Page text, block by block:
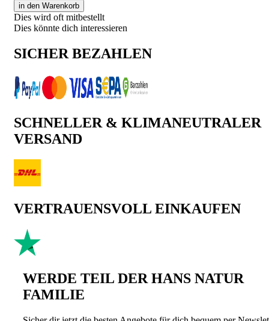
in den Warenkorb
Dies wird oft mitbestellt
Dies könnte dich interessieren
SICHER BEZAHLEN
SCHNELLER & KLIMANEUTRALER
VERSAND
VERTRAUENSVOLL EINKAUFEN
WERDE TEIL DER HANS NATUR
FAMILIE